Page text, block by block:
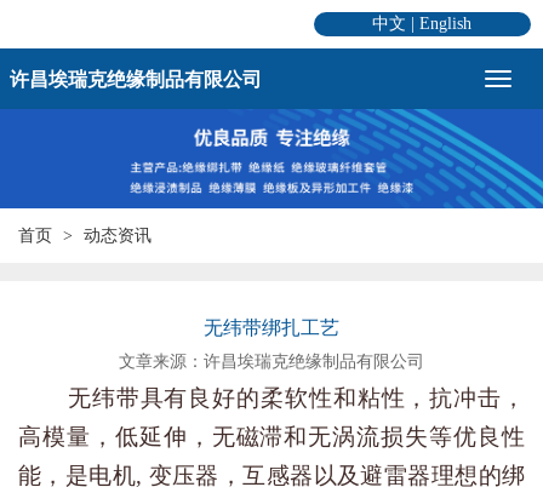
中文 |English
许昌埃瑞克绝缘制品有限公司
首页 动态资讯
无纬带绑扎工艺
文章来源：许昌埃瑞克绝缘制品有限公司
无纬带具有良好的柔软性和粘性，抗冲击，
高模量，低延伸，无磁滞和无涡流损失等优良性
能，是电机, 变压器，互感器以及避雷器理想的绑